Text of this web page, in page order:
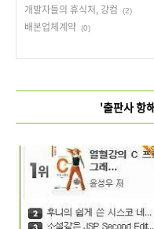
개발자들의 휴식처, 강컴 (2)
배본업체계약 (0)
'출판사 항